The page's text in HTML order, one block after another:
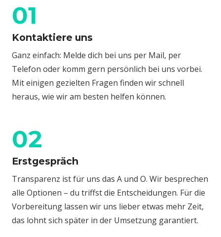
01
Kontaktiere uns
Ganz einfach: Melde dich bei uns per Mail, per
Telefon oder komm gern persönlich bei uns vorbei.
Mit einigen gezielten Fragen finden wir schnell
heraus, wie wir am besten helfen können.
02
Erstgespräch
Transparenz ist für uns das A und O. Wir besprechen
alle Optionen – du triffst die Entscheidungen. Für die
Vorbereitung lassen wir uns lieber etwas mehr Zeit,
das lohnt sich später in der Umsetzung garantiert.